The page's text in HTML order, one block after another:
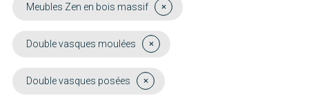
Meubles Zen en bois massif
Double vasques moulées
Double vasques posées